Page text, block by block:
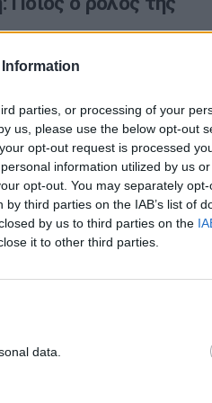
parties, or processing of your
us, please use the below opt-out
opt-out request is processed
information utilized by us
opt-out. You may separately
third parties on the IAB’s list of
by us to third parties on the
it to other third parties.
data.
ανάπτυξη του εμβρύου
Οι επιπτώσεις